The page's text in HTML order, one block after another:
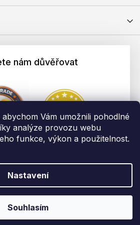
Vám umožnili pohodlné
analýze provozu webu
funkce, výkon a použitelnost.
Nastavení
Souhlasím
nám důvěřovat
Vytvořil Shoptet
vyhrazena.